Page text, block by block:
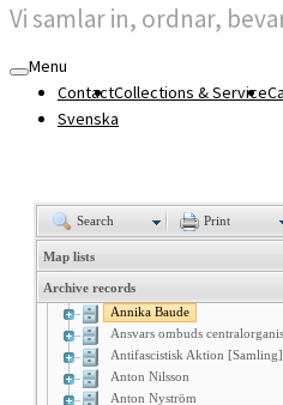
Vi samlar in, ordnar,
Menu
ContactCollections & Service
Svenska